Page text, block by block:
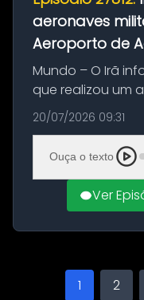
aeronaves
Aeroporto de
Mundo – O Irã
que realizou um
militares dos
Aeroporto de
21ª fase da
20/07/2026 09:31
Ouça o texto
Ver
1 2